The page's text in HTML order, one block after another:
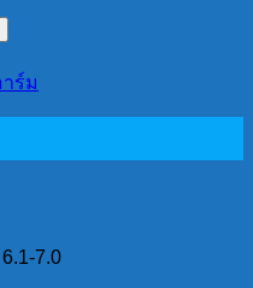
ร์ม
7.0